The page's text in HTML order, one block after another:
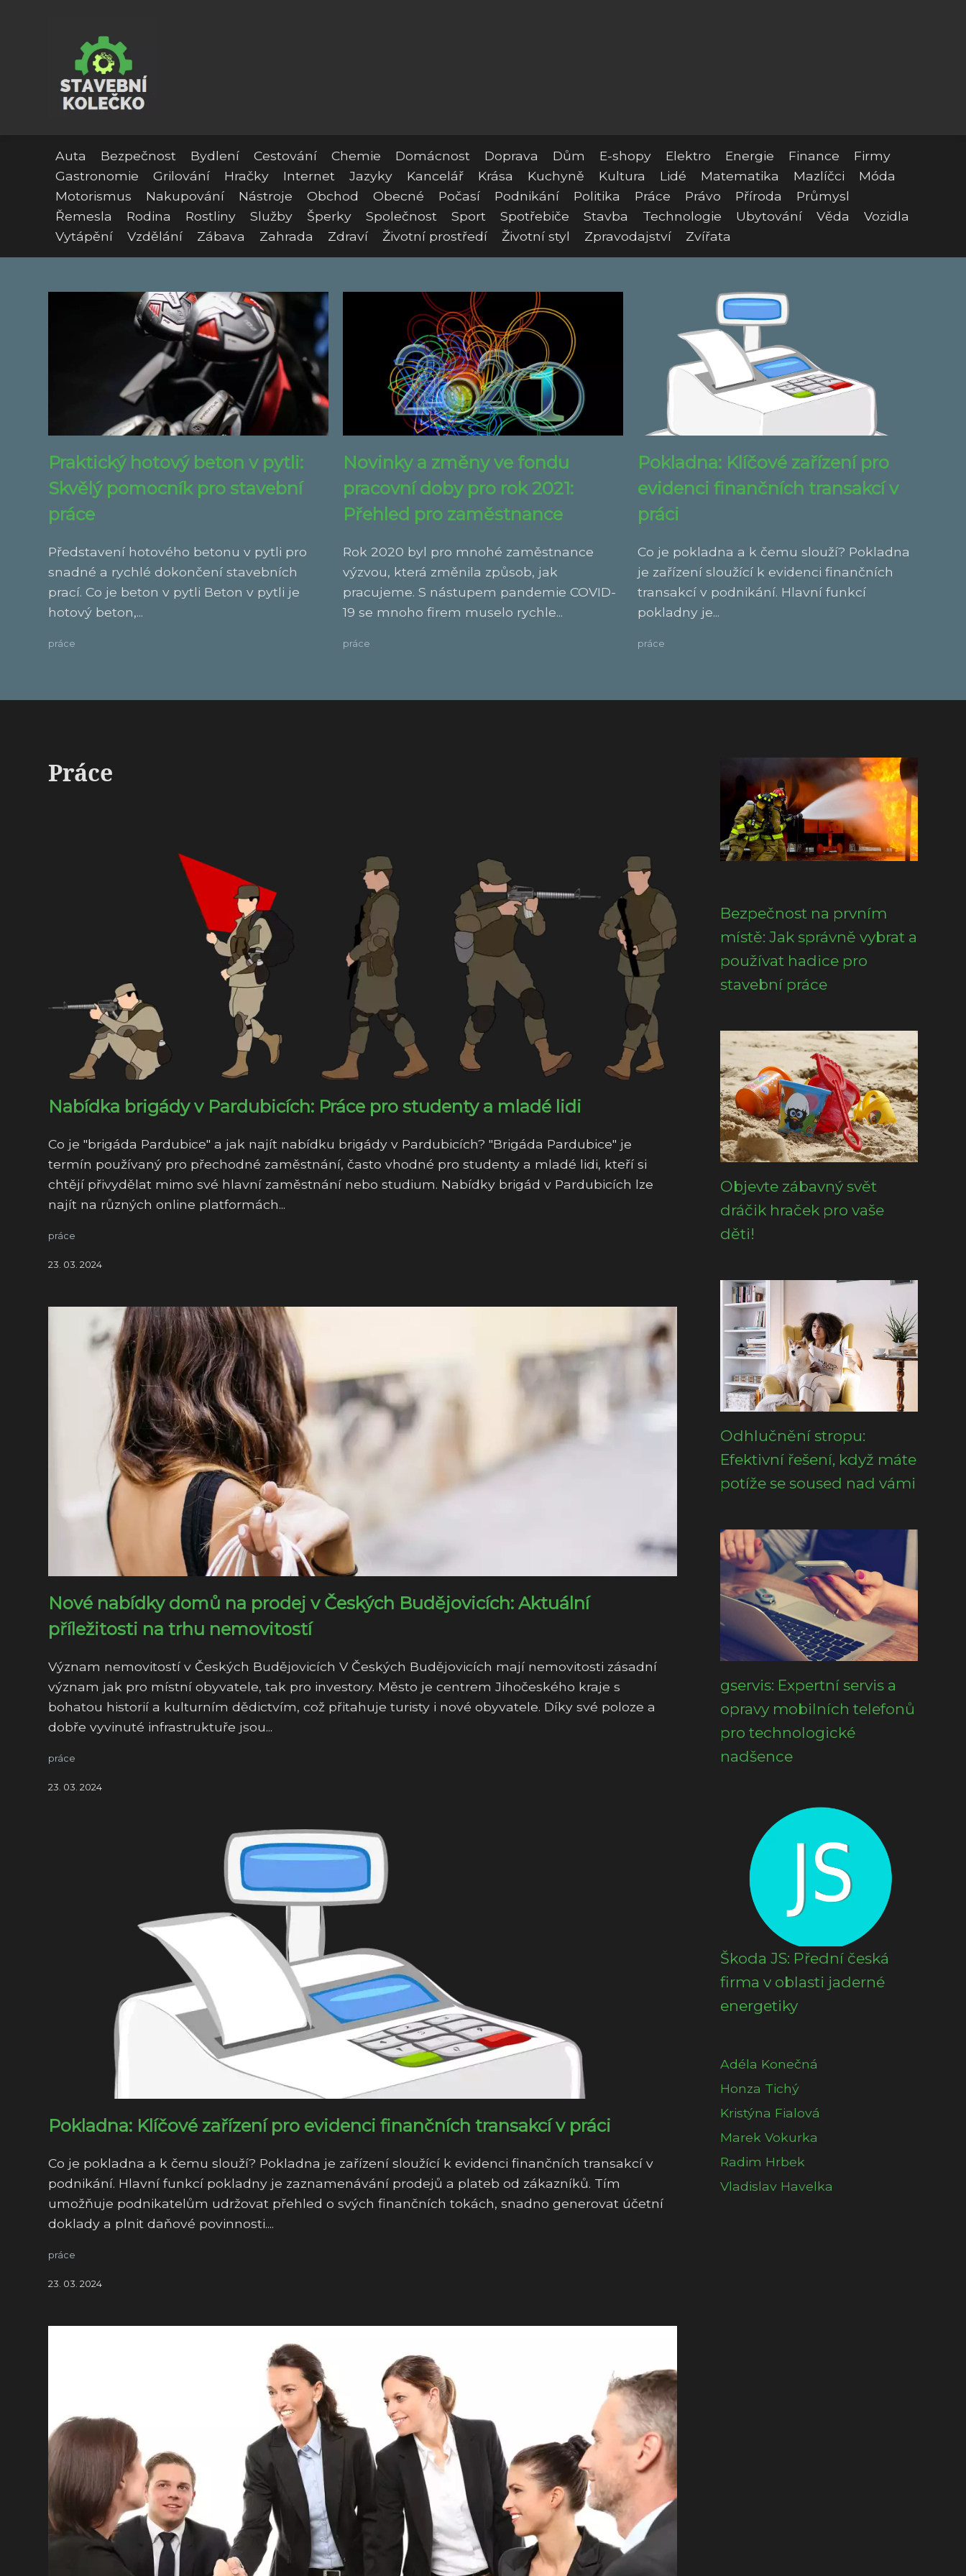
Auta Bezpečnost Bydlení Cestování Chemie Domácnost Doprava Dům E-shopy Elektro Energie Finance
Firmy
Gastronomie
Grilování Hračky Internet Jazyky Kancelář Krása Kuchyně Kultura Lidé Matematika Mazlíčci
Móda
Motorismus
Nakupování Nástroje Obchod Obecné Počasí Podnikání Politika Práce Právo Příroda
Průmysl
Řemesla
Rodina Rostliny Služby Šperky Společnost Sport Spotřebiče Stavba Technologie Ubytování Věda
Vozidla
Vytápění
Vzdělání Zábava Zahrada Zdraví Životní prostředí Životní styl Zpravodajství Zvířata
Praktický hotový beton v pytli:
Skvělý pomocník pro stavební
práce
Představení hotového betonu v pytli pro
snadné a rychlé dokončení stavebních
prací. Co je beton v pytli Beton v pytli je
hotový beton,...
práce
Novinky a změny ve fondu
pracovní doby pro rok 2021:
Přehled pro zaměstnance
Rok 2020 byl pro mnohé zaměstnance
výzvou, která změnila způsob, jak
pracujeme. S nástupem pandemie COVID-
19 se mnoho firem muselo rychle...
práce
Pokladna: Klíčové zařízení pro
evidenci finančních transakcí v
práci
Co je pokladna a k čemu slouží? Pokladna
je zařízení sloužící k evidenci finančních
transakcí v podnikání. Hlavní funkcí
pokladny je...
práce
Práce
Nabídka brigády v Pardubicích: Práce pro studenty a mladé lidi
Co je "brigáda Pardubice" a jak najít nabídku brigády v Pardubicích? "Brigáda Pardubice" je
termín používaný pro přechodné zaměstnání, často vhodné pro studenty a mladé lidi, kteří si
chtějí přivydělat mimo své hlavní zaměstnání nebo studium. Nabídky brigád v Pardubicích lze
najít na různých online platformách...
práce
23. 03. 2024
Nové nabídky domů na prodej v Českých Budějovicích: Aktuální
příležitosti na trhu nemovitostí
Význam nemovitostí v Českých Budějovicích V Českých Budějovicích mají nemovitosti zásadní
význam jak pro místní obyvatele, tak pro investory. Město je centrem Jihočeského kraje s
bohatou historií a kulturním dědictvím, což přitahuje turisty i nové obyvatele. Díky své poloze a
dobře vyvinuté infrastruktuře jsou...
práce
23. 03. 2024
Pokladna: Klíčové zařízení pro evidenci finančních transakcí v práci
Co je pokladna a k čemu slouží? Pokladna je zařízení sloužící k evidenci finančních transakcí v
podnikání. Hlavní funkcí pokladny je zaznamenávání prodejů a plateb od zákazníků. Tím
umožňuje podnikatelům udržovat přehled o svých finančních tokách, snadno generovat účetní
doklady a plnit daňové povinnosti....
práce
23. 03. 2024
Bezpečnost na prvním
místě: Jak správně vybrat a
používat hadice pro
stavební práce
Objevte zábavný svět
dráčik hraček pro vaše
děti!
Odhlučnění stropu:
Efektivní řešení, když máte
potíže se soused nad vámi
gservis: Expertní servis a
opravy mobilních telefonů
pro technologické
nadšence
Škoda JS: Přední česká
firma v oblasti jaderné
energetiky
Adéla Konečná
Honza Tichý
Kristýna Fialová
Marek Vokurka
Radim Hrbek
Vladislav Havelka